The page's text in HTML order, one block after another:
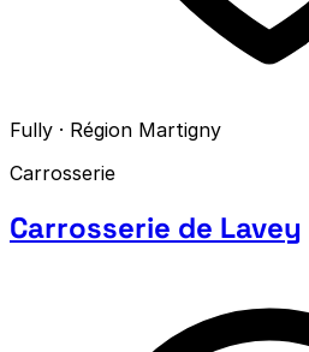
Fully · Région Martigny
Carrosserie
Carrosserie de Lavey